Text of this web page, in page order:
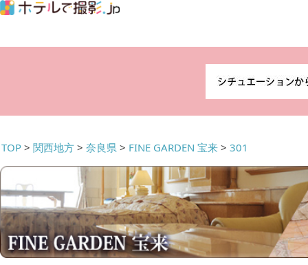
TOP > 関西地方 > 奈良県 > FINE GARDEN 宝来 > 301